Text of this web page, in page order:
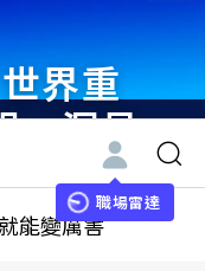
世界重
・洞見
來 與
界領袖
職場雷達
能變厲害